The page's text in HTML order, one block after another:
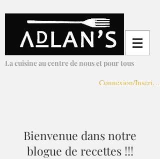
Adlans Cuisine
La cuisine au centre de nous et pour tous
Connexion/
Bienvenue dans notre
blogue de recettes !!!